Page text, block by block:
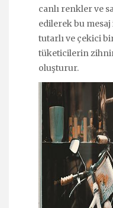
canlı renkler ve
edilerek bu
tutarlı ve çekici
tüketicilerin
oluşturur.